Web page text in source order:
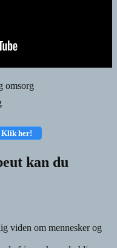
omsorg
Klik her!
kan du
viden om mennesker og